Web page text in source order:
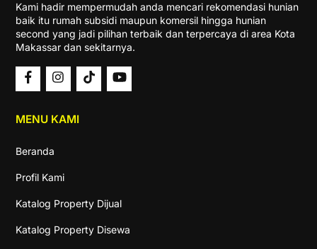
Kami hadir mempermudah anda mencari rekomendasi hunian
baik itu rumah subsidi maupun komersil hingga hunian
second yang jadi pilihan terbaik dan terpercaya di area Kota
Makassar dan sekitarnya.
MENU KAMI
Beranda
Profil Kami
Katalog Property Dijual
Katalog Property Disewa